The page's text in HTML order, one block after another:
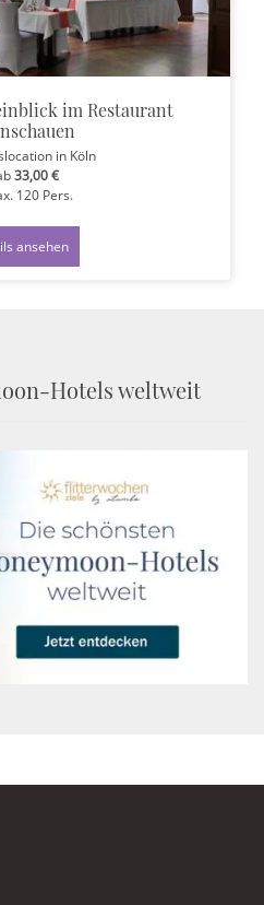
im Restaurant
in Köln
33,00 €
120Pers.
ansehen
Hotels weltweit